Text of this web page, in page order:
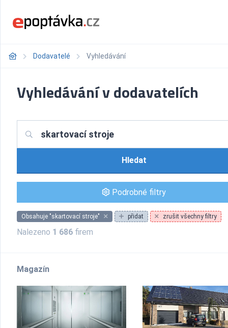
Dodavatelé Vyhledávání
Vyhledávání v dodavatelích
Hledat
Podrobné filtry
Obsahuje "skartovací stroje" přidat zrušit všechny filtry
Nalezeno 1 686 firem
Magazín